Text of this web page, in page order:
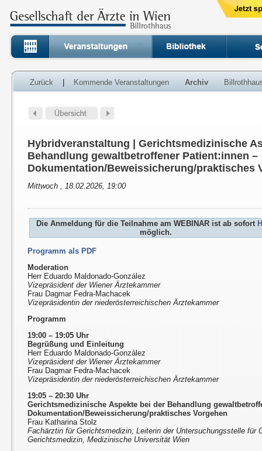
Zurück Kommende Veranstaltungen Archiv
Hybridveranstaltung | Gerichtsmedizinische
Behandlung gewaltbetroffener Patient:innen –
Dokumentation/Beweissicherung/praktisches
Mittwoch , 18.02.2026, 19:00
Die Anmeldung für die Teilnahme am WEBINAR ist ab sofort
möglich.
Programm als PDF
Moderation
Herr Eduardo Maldonado-González
Vizepräsident der Wiener Ärztekammer
Frau Dagmar Fedra-Machacek
Vizepräsidentin der niederösterreichischen Ärztekammer
Programm
19:00 – 19:05 Uhr
Begrüßung und Einleitung
Herr Eduardo Maldonado-González
Vizepräsident der Wiener Ärztekammer
Frau Dagmar Fedra-Machacek
Vizepräsidentin der niederösterreichischen Ärztekammer
19:05 – 20:30 Uhr
Gerichtsmedizinische Aspekte bei der Behandlung
Dokumentation/Beweissicherung/praktisches Vorgehen
Frau Katharina Stolz
Fachärztin für Gerichtsmedizin; Leiterin der Untersuchungsstelle für
Gerichtsmedizin, Medizinische Universität Wien